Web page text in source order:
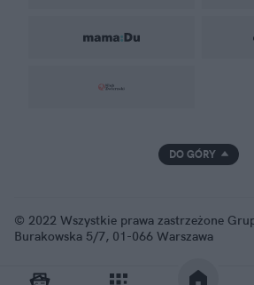
DO GÓRY
© 2022 Wszystkie prawa zastrzeżone
Burakowska 5/7, 01-066 Warszawa